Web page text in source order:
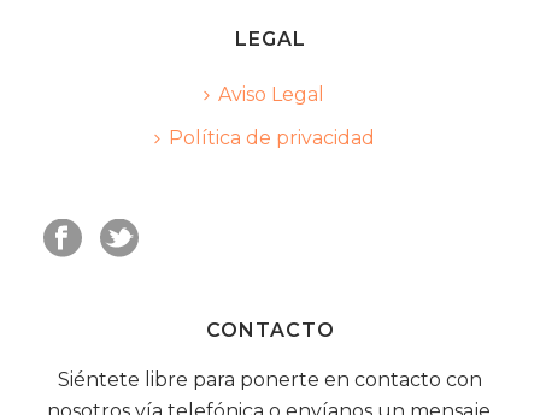
LEGAL
Aviso Legal
Política de privacidad
CONTACTO
Siéntete libre para ponerte en contacto con